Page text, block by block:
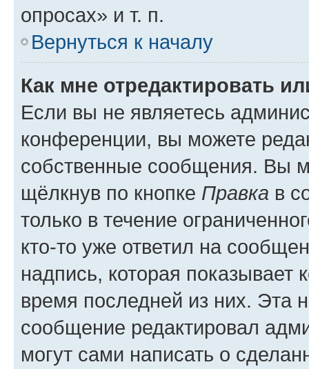
опросах» и т. п.
Вернуться к началу
Как мне отредактировать
Если вы не являетесь
конференции, вы можете
собственные сообщения. Вы
щёлкнув по кнопке Правка в
только в течение
кто-то уже ответил на
надпись, которая показывает
время последней из них. Эта
сообщение редактировал
могут сами написать о